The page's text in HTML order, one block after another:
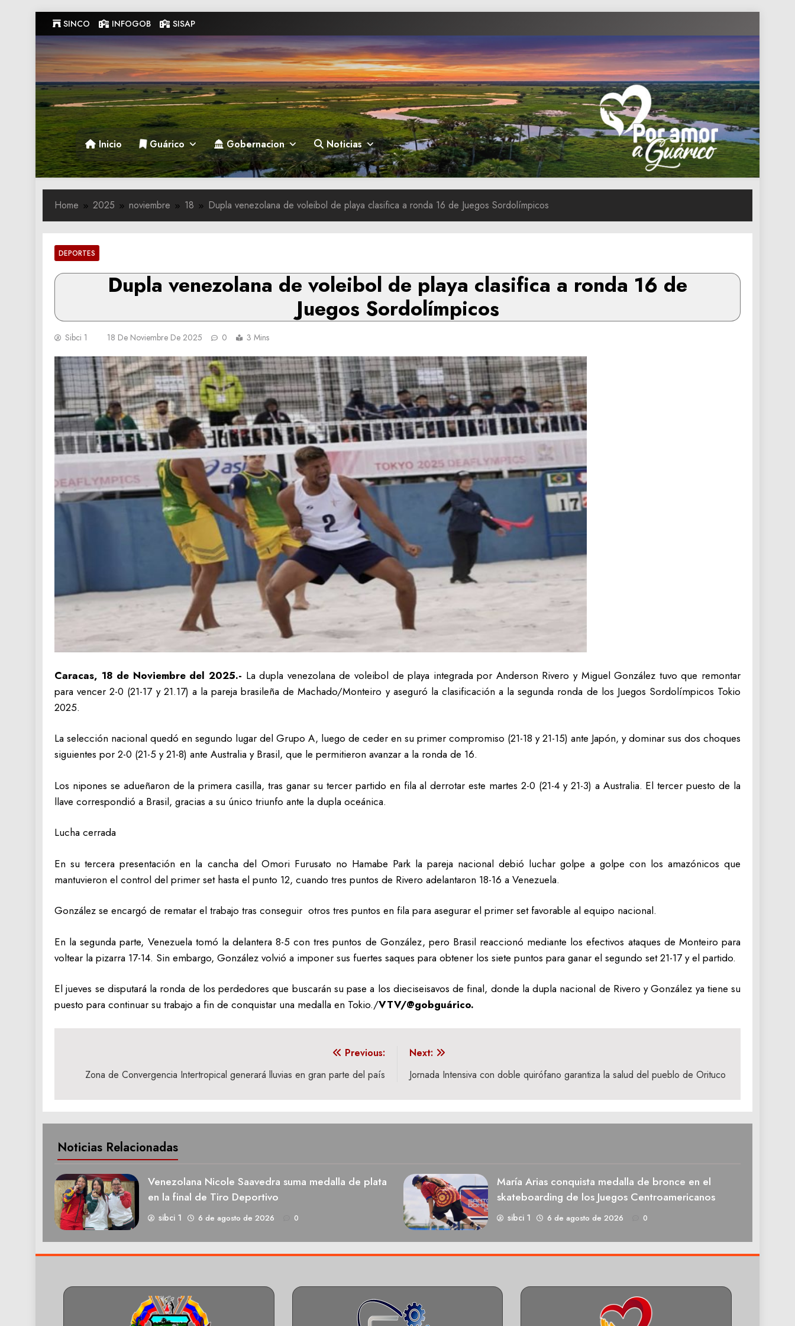
to
content
SINCO INFOGOB SISAP
Gobernacion de Guarico
Gobernacion de Guarico
Inicio Guárico Gobernacion Noticias
Home 2025 noviembre 18 Dupla venezolana de voleibol de playa clasifica a ronda 16 de Juegos Sordolímpicos
DEPORTES
Dupla venezolana de voleibol de playa clasifica a ronda 16 de
Juegos Sordolímpicos
Sibci 1 18 De Noviembre De 2025 0 3 Mins
Caracas, 18 de Noviembre del 2025.- La dupla venezolana de voleibol de playa integrada por Anderson Rivero y Miguel González tuvo que remontar
para vencer 2-0 (21-17 y 21.17) a la pareja brasileña de Machado/Monteiro y aseguró la clasificación a la segunda ronda de los Juegos Sordolímpicos Tokio
2025.
La selección nacional quedó en segundo lugar del Grupo A, luego de ceder en su primer compromiso (21-18 y 21-15) ante Japón, y dominar sus dos choques
siguientes por 2-0 (21-5 y 21-8) ante Australia y Brasil, que le permitieron avanzar a la ronda de 16.
Los nipones se adueñaron de la primera casilla, tras ganar su tercer partido en fila al derrotar este martes 2-0 (21-4 y 21-3) a Australia. El tercer puesto de la
llave correspondió a Brasil, gracias a su único triunfo ante la dupla oceánica.
Lucha cerrada
En su tercera presentación en la cancha del Omori Furusato no Hamabe Park la pareja nacional debió luchar golpe a golpe con los amazónicos que
mantuvieron el control del primer set hasta el punto 12, cuando tres puntos de Rivero adelantaron 18-16 a Venezuela.
González se encargó de rematar el trabajo tras conseguir otros tres puntos en fila para asegurar el primer set favorable al equipo nacional.
En la segunda parte, Venezuela tomó la delantera 8-5 con tres puntos de González, pero Brasil reaccionó mediante los efectivos ataques de Monteiro para
voltear la pizarra 17-14. Sin embargo, González volvió a imponer sus fuertes saques para obtener los siete puntos para ganar el segundo set 21-17 y el partido.
El jueves se disputará la ronda de los perdedores que buscarán su pase a los dieciseisavos de final, donde la dupla nacional de Rivero y González ya tiene su
puesto para continuar su trabajo a fin de conquistar una medalla en Tokio./VTV/@gobguárico.
entradas
Previous:
Zona de Convergencia Intertropical generará lluvias en gran parte del país
Next:
Jornada Intensiva con doble quirófano garantiza la salud del pueblo de Orituco
Noticias Relacionadas
Venezolana Nicole Saavedra suma medalla de plata
en la final de Tiro Deportivo
sibci 1 6 de agosto de 2026 0
María Arias conquista medalla de bronce en el
skateboarding de los Juegos Centroamericanos
sibci 1 6 de agosto de 2026 0